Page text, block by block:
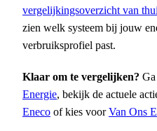
vergelijkingsoverzicht van
zien welk systeem bij jouw
verbruiksprofiel past.
Klaar om te vergelijken?
Energie, bekijk de actuele
Eneco of kies voorVan Ons